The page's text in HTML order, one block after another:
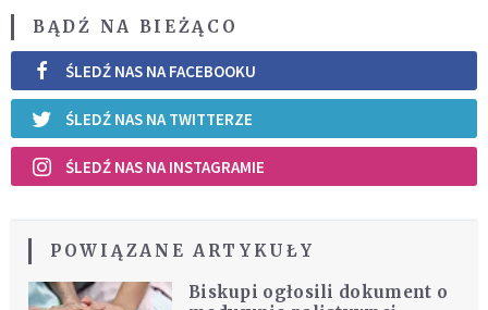
BĄDŹ NA BIEŻĄCO
ŚLEDŹ NAS NA FACEBOOKU
ŚLEDŹ NAS NA TWITTERZE
ŚLEDŹ NAS NA INSTAGRAMIE
POWIĄZANE ARTYKUŁY
Biskupi ogłosili dokument o